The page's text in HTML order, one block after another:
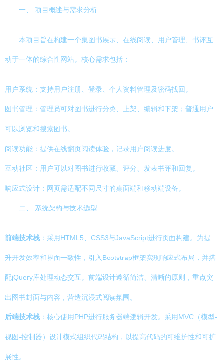
一、 项目概述与需求分析
本项目旨在构建一个集图书展示、在线阅读、用户管理、书评互
动于一体的综合性网站。核心需求包括：
用户系统：支持用户注册、登录、个人资料管理及密码找回。
图书管理：管理员可对图书进行分类、上架、编辑和下架；普通用户
可以浏览和搜索图书。
阅读功能：提供在线翻页阅读体验，记录用户阅读进度。
互动社区：用户可以对图书进行收藏、评分、发表书评和回复。
响应式设计：网页需适配不同尺寸的桌面端和移动端设备。
二、 系统架构与技术选型
前端技术栈 ：采用HTML5、CSS3与JavaScript进行页面构建。为提
升开发效率和界面一致性，引入Bootstrap框架实现响应式布局，并搭
配jQuery库处理动态交互。前端设计遵循简洁、清晰的原则，重点突
出图书封面与内容，营造沉浸式阅读氛围。
后端技术栈 ：核心使用PHP进行服务器端逻辑开发。采用MVC（模型-
视图-控制器）设计模式组织代码结构，以提高代码的可维护性和可扩
展性。